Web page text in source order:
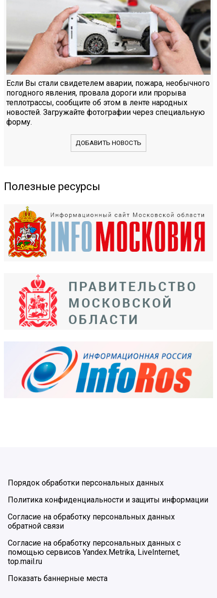
Если Вы стали свидетелем аварии, пожара, необычного
погодного явления, провала дороги или прорыва
теплотрассы, сообщите об этом в ленте народных
новостей. Загружайте фотографии через специальную
форму.
ДОБАВИТЬ НОВОСТЬ
Полезные ресурсы
Порядок обработки персональных данных
Политика конфиденциальности и защиты информации
Согласие на обработку персональных данных
обратной связи
Согласие на обработку персональных данных с
помощью сервисов Yandex.Metrika, LiveInternet,
top.mail.ru
Показать баннерные места